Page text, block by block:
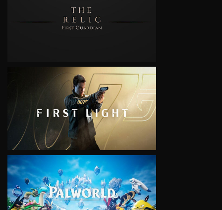
VIEW
VIEW
VIEW